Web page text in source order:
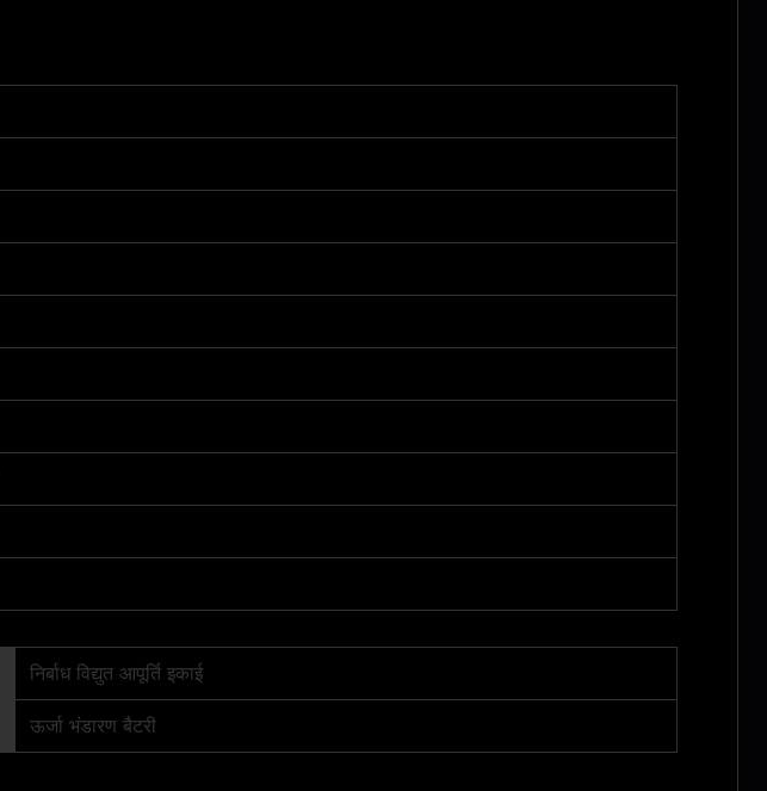
निर्बाध विद्युत आपूर्ति इकाई
ऊर्जा भंडारण बैटरी